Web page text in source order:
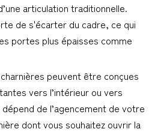
articulation traditionnelle.
de s'écarter du cadre, ce qui
portes plus épaisses comme
peuvent être conçues
vers l’intérieur ou vers
dépend de l’agencement de votre
dont vous souhaitez ouvrir la